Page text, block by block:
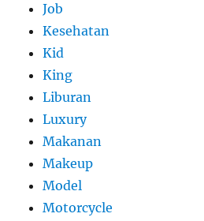
Job
Kesehatan
Kid
King
Liburan
Luxury
Makanan
Makeup
Model
Motorcycle